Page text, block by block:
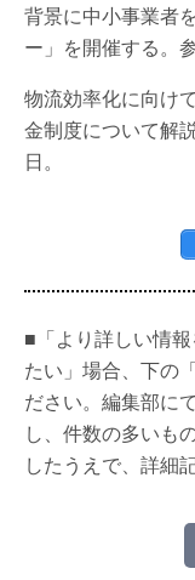
背景に中小事業者
ー」を開催する。
物流効率化に向け
金制度について解
日。
■「より詳しい情
たい」場合、下の
ださい。編集部に
し、件数の多いも
したうえで、詳細